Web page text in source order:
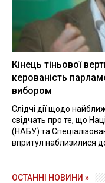
Кінець тіньової
керованість
вибором
Слідчі дії щодо
свідчать про те, що
(НАБУ) та
впритул наблизилися
ОСТАННІ НОВИНИ »